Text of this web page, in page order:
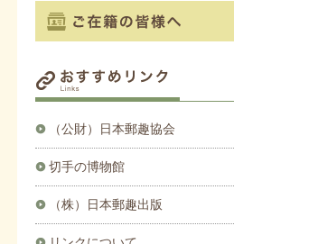
（公財）日本郵趣協会
切手の博物館
（株）日本郵趣出版